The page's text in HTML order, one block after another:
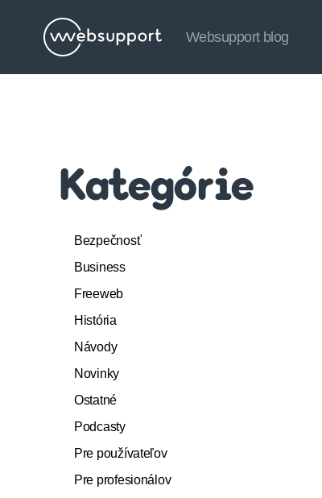
Websupport
Websupport blog
Kategórie
Bezpečnosť
Business
Freeweb
História
Návody
Novinky
Ostatné
Podcasty
Pre používateľov
Pre profesionálov